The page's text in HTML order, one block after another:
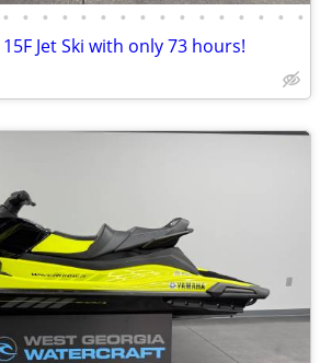
• • • • • • • • • • • • • • • •
Jet Ski with only 73 hours!